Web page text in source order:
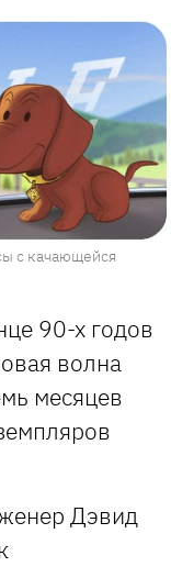
с качающейся
90-х годов
волна
месяцев
Дэвид